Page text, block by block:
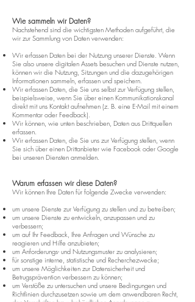
Wie sammeln wir Daten?
Nachstehend sind die wichtigsten Methoden aufgeführt, die
wir zur Sammlung von Daten verwenden:
Wir erfassen Daten bei der Nutzung unserer Dienste. Wenn
Sie also unsere digitalen Assets besuchen und Dienste nutzen,
können wir die Nutzung, Sitzungen und die dazugehörigen
Informationen sammeln, erfassen und speichern.
Wir erfassen Daten, die Sie uns selbst zur Verfügung stellen,
beispielsweise, wenn Sie über einen Kommunikationskanal
direkt mit uns Kontakt aufnehmen (z. B. eine E-Mail mit einem
Kommentar oder Feedback).
Wir können, wie unten beschrieben, Daten aus Drittquellen
erfassen.
Wir erfassen Daten, die Sie uns zur Verfügung stellen, wenn
Sie sich über einen Drittanbieter wie Facebook oder Google
bei unseren Diensten anmelden.
Warum erfassen wir diese Daten?
Wir können Ihre Daten für folgende Zwecke verwenden:
um unsere Dienste zur Verfügung zu stellen und zu betreiben;
um unsere Dienste zu entwickeln, anzupassen und zu
verbessern;
um auf Ihr Feedback, Ihre Anfragen und Wünsche zu
reagieren und Hilfe anzubieten;
um Anforderungs- und Nutzungsmuster zu analysieren;
für sonstige interne, statistische und Recherchezwecke;
um unsere Möglichkeiten zur Datensicherheit und
Betrugsprävention verbessern zu können;
um Verstöße zu untersuchen und unsere Bedingungen und
Richtlinien durchzusetzen sowie um dem anwendbaren Recht,